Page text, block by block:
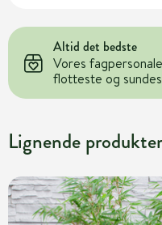
Altid det bedste
Vores
flotteste og
Lignende produkter